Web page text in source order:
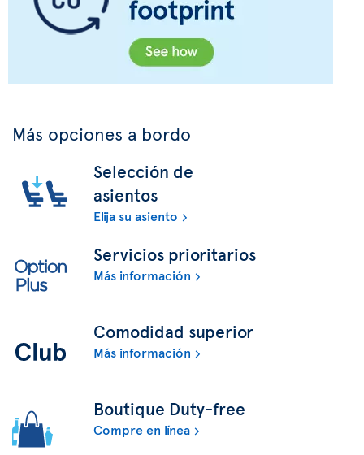
Más opciones a bordo
Selección de
asientos
Elija su asiento
Servicios prioritarios
Más información
Comodidad superior
Más información
Boutique Duty-free
Compre en línea